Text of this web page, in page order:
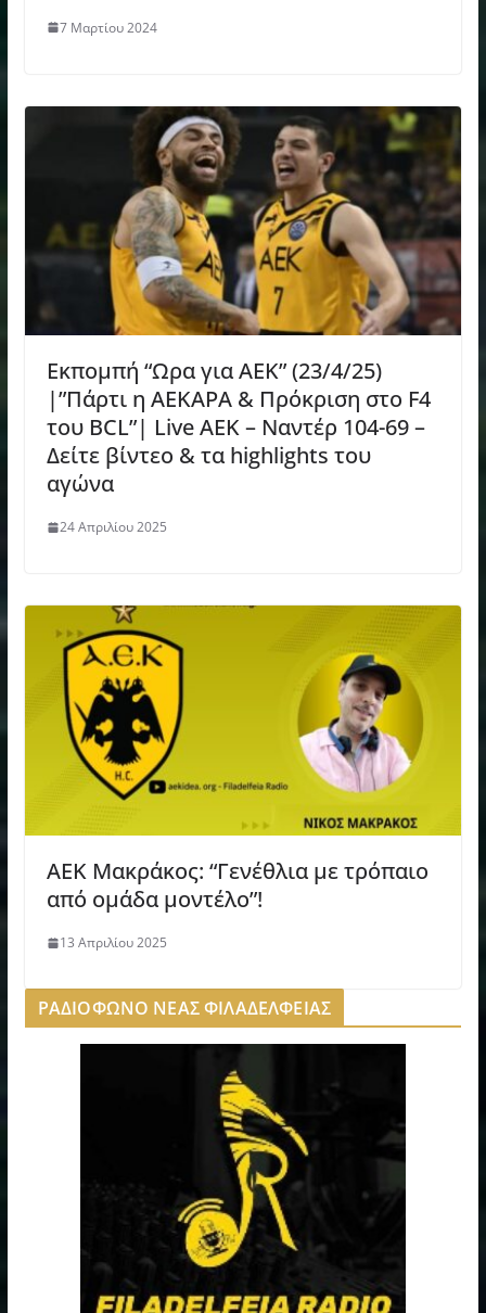
7 Μαρτίου 2024
Εκπομπή “Ωρα για ΑΕΚ” (23/4/25)
|”Πάρτι η ΑΕΚΑΡΑ & Πρόκριση στο F4
του BCL”| Live ΑΕΚ – Ναντέρ 104-69 –
Δείτε βίντεο & τα highlights του
αγώνα
24 Απριλίου 2025
AEK Μακράκος: “Γενέθλια με τρόπαιο
από ομάδα μοντέλο”!
13 Απριλίου 2025
ΡΑΔΙΟΦΩΝΟ ΝΕΑΣ ΦΙΛΑΔΕΛΦΕΙΑΣ